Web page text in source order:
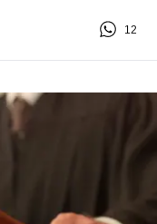
12